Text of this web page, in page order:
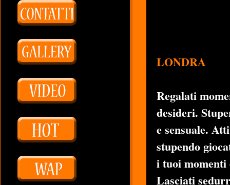
LONDRA
Regalati
desideri.
e sensuale.
stupendo
i tuoi
Lasciati